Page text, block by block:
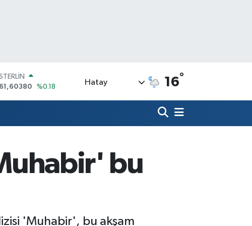
61,60380
%0.18
%0
DOLAR
%0.02
Hatay 16°
bu
'Muhabir', bu akşam